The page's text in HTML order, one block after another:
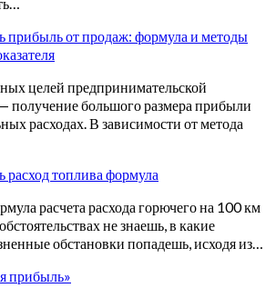
прибыль от продаж: формула и методы
целей предпринимательской
получение большого размера прибыли
расходах. В зависимости от метода
расход топлива формула
расчета расхода горючего на 100 км
не знаешь, в какие
обстановки попадешь, исходя из…
прибыль»